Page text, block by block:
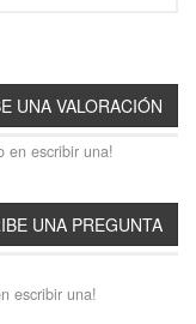
en escribir una!
escribir una!